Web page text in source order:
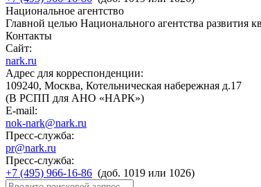
Национальное агентство
Главной целью Национального агентства развития
Контакты
Сайт:
nark.ru
Адрес для корреспонденции:
109240, Москва, Котельническая набережная д.17
(В РСПП для АНО «НАРК»)
E-mail:
nok-nark@nark.ru
Пресс-служба:
pr@nark.ru
Пресс-служба:
+7 (495) 966-16-86 (доб. 1019 или 1026)